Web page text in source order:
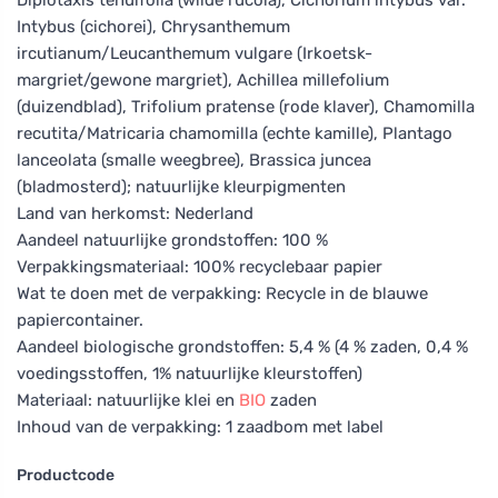
Intybus (cichorei), Chrysanthemum
ircutianum/Leucanthemum vulgare (Irkoetsk-
margriet/gewone margriet), Achillea millefolium
(duizendblad), Trifolium pratense (rode klaver), Chamomilla
recutita/Matricaria chamomilla (echte kamille), Plantago
lanceolata (smalle weegbree), Brassica juncea
(bladmosterd); natuurlijke kleurpigmenten
Land van herkomst: Nederland
Aandeel natuurlijke grondstoffen: 100 %
Verpakkingsmateriaal: 100% recyclebaar papier
Wat te doen met de verpakking: Recycle in de blauwe
papiercontainer.
Aandeel biologische grondstoffen: 5,4 % (4 % zaden, 0,4 %
voedingsstoffen, 1% natuurlijke kleurstoffen)
Materiaal: natuurlijke klei en BIO zaden
Inhoud van de verpakking: 1 zaadbom met label
Productcode